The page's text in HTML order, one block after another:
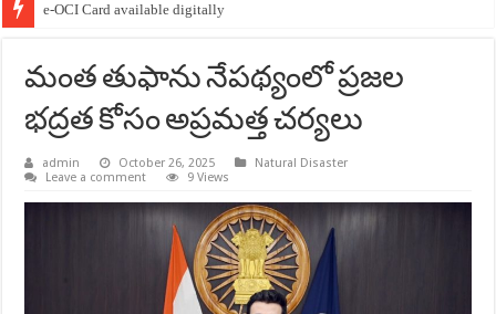
e-OCI Card available digitally
“Enjoying the nectar of Basavanna’s Vachanas in Europe.”
మంత తుఫాను నేపథ్యంలో ప్రజల
భద్రత కోసం అప్రమత్త చర్యలు
admin October 26, 2025
Natural Disaster
Leave a comment
9 Views